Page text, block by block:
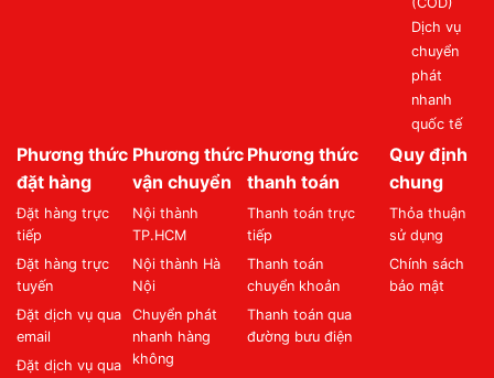
Dịch vụ
chuyển
phát
nhanh
quốc tế
Phương thức
đặt hàng
Đặt hàng trực
tiếp
Đặt hàng trực
tuyến
Đặt dịch vụ qua
email
Đặt dịch vụ qua
Phương thức
vận chuyển
Nội thành
TP.HCM
Nội thành Hà
Nội
Chuyển phát
nhanh hàng
không
Phương thức
thanh toán
Thanh toán trực
tiếp
Thanh toán
chuyển khoản
Thanh toán qua
đường bưu điện
Quy định
chung
Thỏa thuận
sử dụng
Chính sách
bảo mật